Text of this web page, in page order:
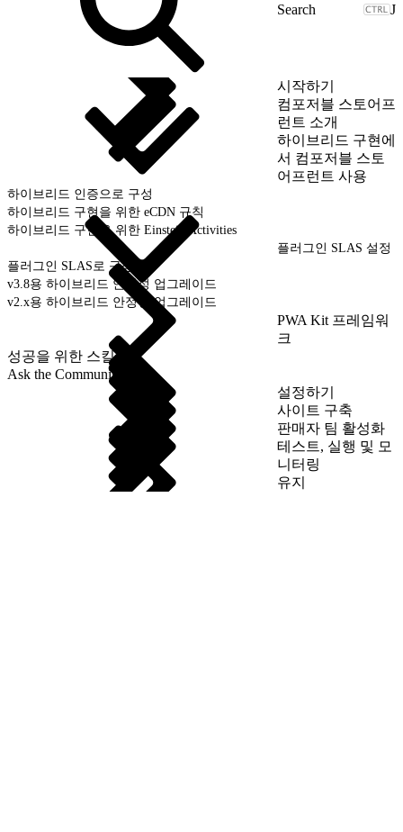
J
시작하기
컴포저블 스토어프
런트 소개
하이브리드 구현에
서 컴포저블 스토
어프런트 사용
하이브리드 인증으로 구성
하이브리드 구현을 위한 eCDN 규칙
하이브리드 구현을 위한 Einstein Activities
플러그인 SLAS 설정
플러그인 SLAS로 구성
v3.8용 하이브리드 안정성 업그레이드
v2.x용 하이브리드 안정성 업그레이드
PWA Kit 프레임워
크
성공을 위한 스킬
Ask the Community
설정하기
사이트 구축
판매자 팀 활성화
테스트, 실행 및 모
니터링
유지